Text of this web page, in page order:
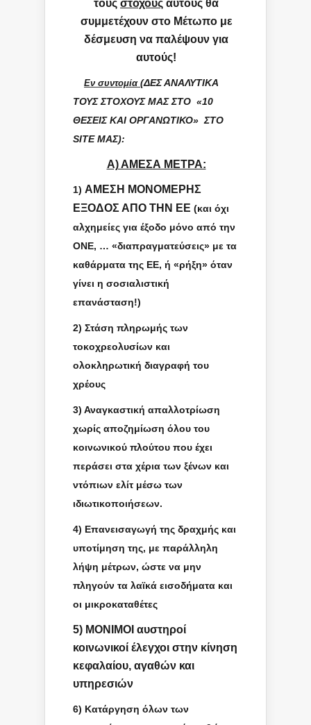
τους στόχους αυτούς θα
συμμετέχουν στο Μέτωπο με
δέσμευση να παλέψουν για
αυτούς!
Εν συντομία (ΔΕΣ ΑΝΑΛΥΤΙΚΑ
ΤΟΥΣ ΣΤΟΧΟΥΣ ΜΑΣ ΣΤΟ «10
ΘΕΣΕΙΣ ΚΑΙ ΟΡΓΑΝΩΤΙΚΟ» ΣΤΟ
SITEΜΑΣ):
Α) ΑΜΕΣΑ ΜΕΤΡΑ:
1) ΑΜΕΣΗ ΜΟΝΟΜΕΡΗΣ
ΕΞΟΔΟΣ ΑΠΟ ΤΗΝ ΕΕ (και όχι
αλχημείες για έξοδο μόνο από την
ΟΝΕ, … «διαπραγματεύσεις» με τα
καθάρματα της ΕΕ, ή «ρήξη» όταν
γίνει η σοσιαλιστική
επανάσταση!)
2) Στάση πληρωμής των
τοκοχρεολυσίων και
ολοκληρωτική διαγραφή του
χρέους
3) Αναγκαστική απαλλοτρίωση
χωρίς αποζημίωση όλου του
κοινωνικού πλούτου που έχει
περάσει στα χέρια των ξένων και
ντόπιων ελίτ μέσω των
ιδιωτικοποιήσεων.
4) Επανεισαγωγή της δραχμής και
υποτίμηση της, με παράλληλη
λήψη μέτρων, ώστε να μην
πληγούν τα λαϊκά εισοδήματα και
οι μικροκαταθέτες
5) ΜΟΝΙΜΟΙ αυστηροί
κοινωνικοί έλεγχοι στην κίνηση
κεφαλαίου, αγαθών και
υπηρεσιών
6) Κατάργηση όλων των